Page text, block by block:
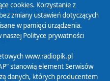
cookies. Korzystanie z
zmiany ustawień dotyczących
w pamięci urządzenia.
naszej Polityce prywatności
www.radiopik.pl
stanowią element Serwisów
danych, których producentem